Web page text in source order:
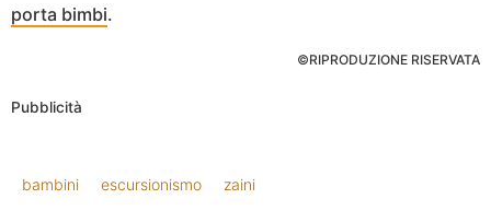
porta bimbi.
©RIPRODUZIONE RISERVATA
Pubblicità
bambini escursionismo zaini